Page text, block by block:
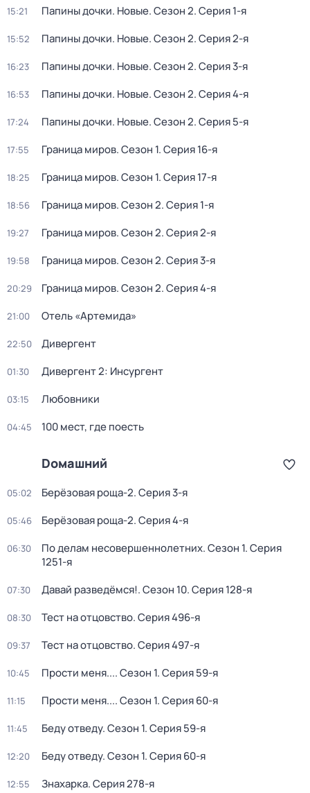
15:21 Папины дочки. Новые. Сезон 2. Серия 1-я
15:52 Папины дочки. Новые. Сезон 2. Серия 2-я
16:23 Папины дочки. Новые. Сезон 2. Серия 3-я
16:53 Папины дочки. Новые. Сезон 2. Серия 4-я
17:24 Папины дочки. Новые. Сезон 2. Серия 5-я
17:55 Граница миров. Сезон 1. Серия 16-я
18:25 Граница миров. Сезон 1. Серия 17-я
18:56 Граница миров. Сезон 2. Серия 1-я
19:27 Граница миров. Сезон 2. Серия 2-я
19:58 Граница миров. Сезон 2. Серия 3-я
20:29 Граница миров. Сезон 2. Серия 4-я
21:00 Отель «Артемида»
22:50 Дивергент
01:30 Дивергент 2: Инсургент
03:15 Любовники
04:45 100 мест, гдe поеcть
Dомашний
05:02 Берёзовая роща-2. Серия 3-я
05:46 Берёзовая роща-2. Серия 4-я
06:30 По делам несовершеннолетних. Сезон 1. Серия
1251-я
07:30 Давай рaзвeдёмся!. Сезон 10. Серия 128-я
08:30 Тест на отцовство. Серия 496-я
09:37 Тест на отцовство. Серия 497-я
10:45 Прости меня.... Сезон 1. Серия 59-я
11:15 Прости меня.... Сезон 1. Серия 60-я
11:45 Беду отведу. Сезон 1. Серия 59-я
12:20 Беду отведу. Сезон 1. Серия 60-я
12:55 Знaхaрка. Серия 278-я